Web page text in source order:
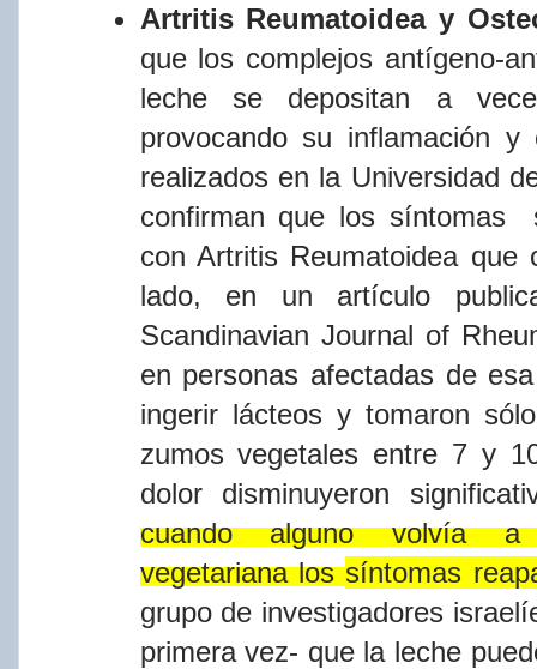
Artritis Reumatoidea y
que los complejos antí​geno-
leche se depositan a
provocando su inflamación y
realizados en la Universidad
confirman que los sí​ntomas
con Artritis Reumatoidea que
lado, en un artí​culo
Scandinavian Journal of
en personas afectadas de
ingerir lácteos y tomaron
zumos vegetales entre 7 y
dolor
disminuyeron
cuando
algunovolví​aa
vegetarianalossí​ntomas
grupo de investigadores
primera vez- que la leche